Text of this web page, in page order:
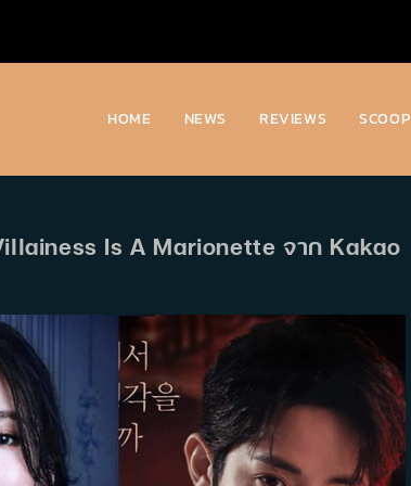
HOME NEWS REVIEWS SCOOP
Is A Marionette จาก Kakao